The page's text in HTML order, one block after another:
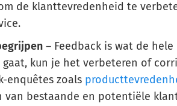
de klanttevredenheid te
– Feedback is wat de
kun je het verbeteren of
enquêtes zoals
van bestaande en potentiële